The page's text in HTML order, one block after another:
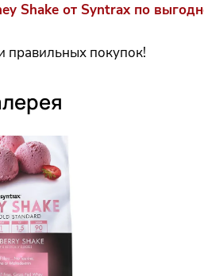
Shake от Syntrax по
правильных покупок!